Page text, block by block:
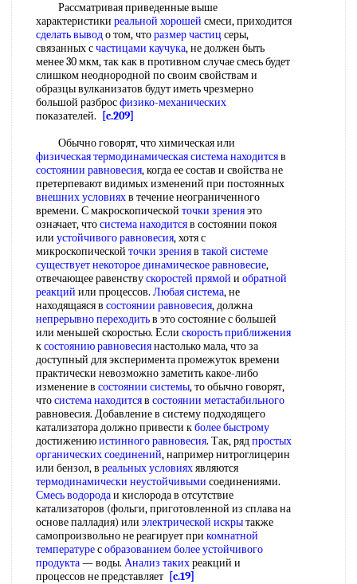
Рассматривая приведенные выше
характеристики реальной хорошей смеси, приходится
сделать выводо том, чторазмер частиц серы,
связанных счастицами каучука, не должен быть
менее 30 мкм, так как в противном случае смесь будет
слишком неоднородной по своим свойствам и
образцы вулканизатов будут иметь чрезмерно
большой разбросфизико-механических
показателей.
[c.209]
Обычно говорят, что химическая или
физическая термодинамическаясистема находитсяв
состоянии равновесия, когда ее состав и свойства не
претерпевают видимых изменений при постоянных
внешних условияхв течение неограниченного
времени. С макроскопической точки зренияэто
означает, чтосистема находитсяв состоянии покоя
или устойчивого равновесия, хотя с
микроскопической точки зренияв такой системе
существует некотороединамическое равновесие,
отвечающее равенствускоростей прямой и обратной
реакций или процессов. Любая система, не
находящаяся в состоянии равновесия, должна
непрерывно переходитьв это состояние с большей
или меньшей скоростью. Если скорость приближения
ксостоянию равновесиянастолько мала, что за
доступный для эксперимента промежуток времени
практически невозможно заметить какое-либо
изменение в состоянии системы, то обычно говорят,
чтосистема находитсяв состоянии метастабильного
равновесия. Добавление в систему подходящего
катализатора должно привести кболее быстрому
достижениюистинного равновесия. Так, рядпростых
органических соединений, например нитроглицерин
или бензол, в реальных условияхявляются
термодинамически неустойчивыми соединениями.
Смесь водородаи кислорода в отсутствие
катализаторов (фольги, приготовленной из сплава на
основе палладия) или электрической искрытакже
самопроизвольно не реагирует при комнатной
температуресобразованием болееустойчивого
продукта— воды. Анализ такихреакций и
процессов не представляет [c.19]